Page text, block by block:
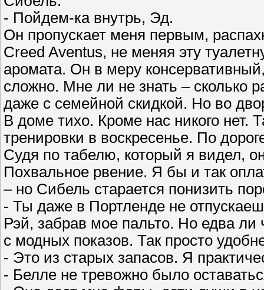
- Пойдем-ка внутрь, Эд.
Он пропускает меня первым,
Creed Aventus, не меняя эту
аромата. Он в меру
сложно. Мне ли не знать – сколько
даже с семейной скидкой. Но во
В доме тихо. Кроме нас никого нет.
тренировки в воскресенье. По
Судя по табелю, который я видел,
Похвальное рвение. Я бы и так
– но Сибель старается понизить
- Ты даже в Портленде не
Рэй, забрав мое пальто. Но едва
с модных показов. Так просто
- Это из старых запасов. Я
- Белле не тревожно было